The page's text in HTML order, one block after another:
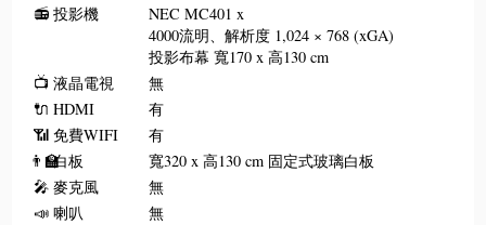
📻 投影機
NEC MC401 x
4000流明、解析度 1,024 × 768 (xGA)
投影布幕 寬170 x 高130 cm
📺 液晶電視
無
🔌 HDMI
有
📶 免費WIFI
有
👨‍🏫白板
寬320 x 高130 cm 固定式玻璃白板
🎤 麥克風
無
📣 喇叭
無